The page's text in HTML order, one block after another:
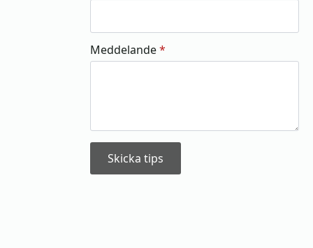
Meddelande*
Skicka tips